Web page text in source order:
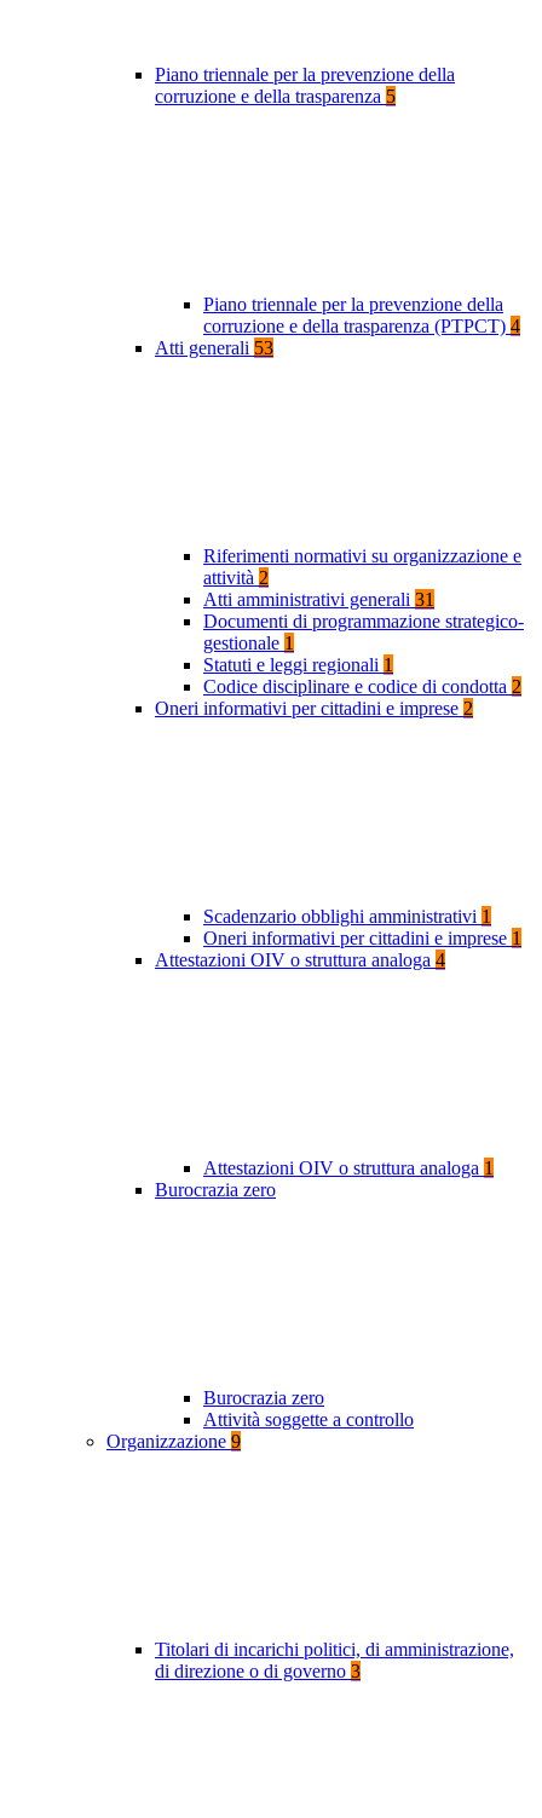
Piano triennale per la prevenzione della
corruzione e della trasparenza 5
Piano triennale per la prevenzione della
corruzione e della trasparenza (PTPCT) 4
Atti generali 53
Riferimenti normativi su organizzazione e
attività 2
Atti amministrativi generali 31
Documenti di programmazione strategico-
gestionale 1
Statuti e leggi regionali 1
Codice disciplinare e codice di condotta 2
Oneri informativi per cittadini e imprese 2
Scadenzario obblighi amministrativi 1
Oneri informativi per cittadini e imprese 1
Attestazioni OIV o struttura analoga 4
Attestazioni OIV o struttura analoga 1
Burocrazia zero
Burocrazia zero
Attività soggette a controllo
Organizzazione 9
Titolari di incarichi politici, di amministrazione,
di direzione o di governo 3